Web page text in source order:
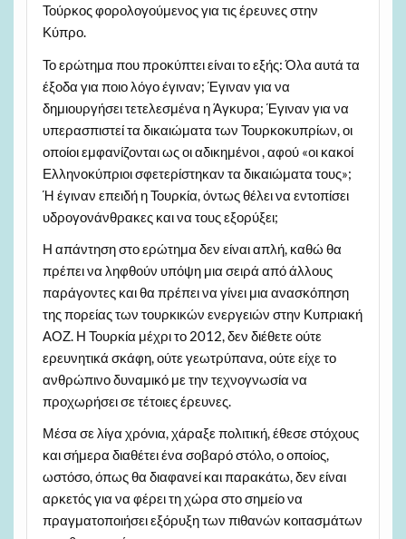
Τούρκος φορολογούμενος για τις έρευνες στην
Κύπρο.
Το ερώτημα που προκύπτει είναι το εξής: Όλα αυτά τα
έξοδα για ποιο λόγο έγιναν; Έγιναν για να
δημιουργήσει τετελεσμένα η Άγκυρα; Έγιναν για να
υπερασπιστεί τα δικαιώματα των Τουρκοκυπρίων, οι
οποίοι εμφανίζονται ως οι αδικημένοι , αφού «οι κακοί
Ελληνοκύπριοι σφετερίστηκαν τα δικαιώματα τους»;
Ή έγιναν επειδή η Τουρκία, όντως θέλει να εντοπίσει
υδρογονάνθρακες και να τους εξορύξει;
Η απάντηση στο ερώτημα δεν είναι απλή, καθώ θα
πρέπει να ληφθούν υπόψη μια σειρά από άλλους
παράγοντες και θα πρέπει να γίνει μια ανασκόπηση
της πορείας των τουρκικών ενεργειών στην Κυπριακή
ΑΟΖ. Η Τουρκία μέχρι το 2012, δεν διέθετε ούτε
ερευνητικά σκάφη, ούτε γεωτρύπανα, ούτε είχε το
ανθρώπινο δυναμικό με την τεχνογνωσία να
προχωρήσει σε τέτοιες έρευνες.
Μέσα σε λίγα χρόνια, χάραξε πολιτική, έθεσε στόχους
και σήμερα διαθέτει ένα σοβαρό στόλο, ο οποίος,
ωστόσο, όπως θα διαφανεί και παρακάτω, δεν είναι
αρκετός για να φέρει τη χώρα στο σημείο να
πραγματοποιήσει εξόρυξη των πιθανών κοιτασμάτων